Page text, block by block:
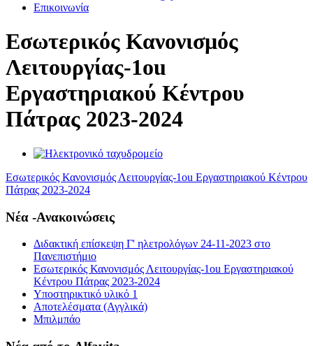
Επικοινωνία
Εσωτερικός Κανονισμός
Λειτουργίας-1οu
Εργαστηριακού Κέντρου
Πάτρας 2023-2024
Εσωτερικός Κανονισμός Λειτουργίας-1οu Εργαστηριακού Κέντρου
Πάτρας 2023-2024
Νέα -Ανακοινώσεις
Διδακτική επίσκεψη Γ' ηλετρολόγων 24-11-2023 στο
Πανεπιστήμιο
Εσωτερικός Κανονισμός Λειτουργίας-1οu Εργαστηριακού
Κέντρου Πάτρας 2023-2024
Υποστηρικτικό υλικό 1
Αποτελέσματα (Αγγλικά)
Μπιλμπάο